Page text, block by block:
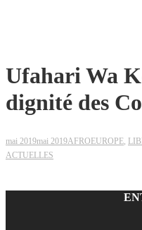
Ufahari Wa
dignité des
mai 2019mai 2019AFROEUROPE,
ACTUELLES